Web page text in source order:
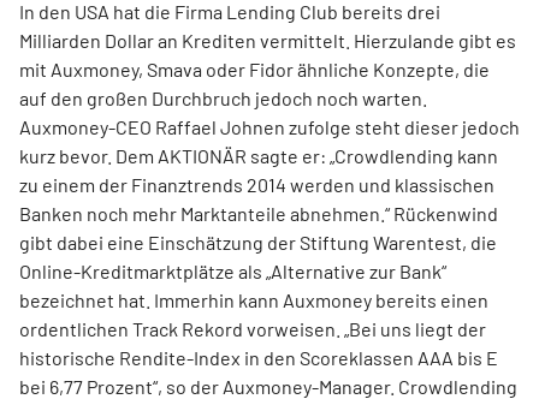
In den USA hat die Firma Lending Club bereits drei
Milliarden Dollar an Krediten vermittelt. Hierzulande gibt es
mit Auxmoney, Smava oder Fidor ähnliche Konzepte, die
auf den großen Durchbruch jedoch noch warten.
Auxmoney-CEO Raffael Johnen zufolge steht dieser jedoch
kurz bevor. Dem AKTIONÄR sagte er: „Crowdlending kann
zu einem der Finanztrends 2014 werden und klassischen
Banken noch mehr Marktanteile abnehmen.“ Rückenwind
gibt dabei eine Einschätzung der Stiftung Warentest, die
Online-Kreditmarktplätze als „Alternative zur Bank“
bezeichnet hat. Immerhin kann Auxmoney bereits einen
ordentlichen Track Rekord vorweisen. „Bei uns liegt der
historische Rendite-Index in den Scoreklassen AAA bis E
bei 6,77 Prozent“, so der Auxmoney-Manager. Crowdlending